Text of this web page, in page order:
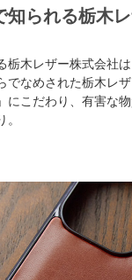
知られる栃木
栃木レザー株式会社
でなめされた栃木レ
にこだわり、有害な